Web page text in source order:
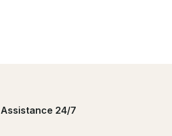
Assistance 24/7